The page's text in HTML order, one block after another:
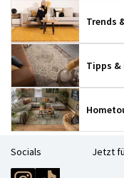
Trends
Tipps &
Socials Jetzt